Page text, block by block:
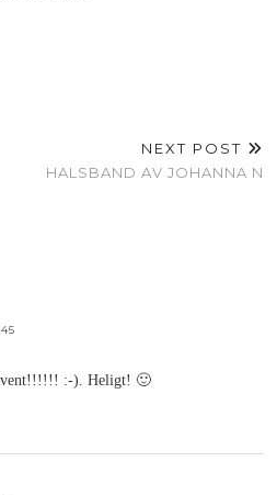
NEXT POST
HALSBAND AV JOHANNA N
:-). Heligt! 🙂